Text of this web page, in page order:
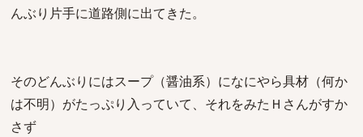
んぶり片手に道路側に出てきた。
そのどんぶりにはスープ（醤油系）になにやら具材（何か
は不明）がたっぷり入っていて、それをみたＨさんがすか
さず